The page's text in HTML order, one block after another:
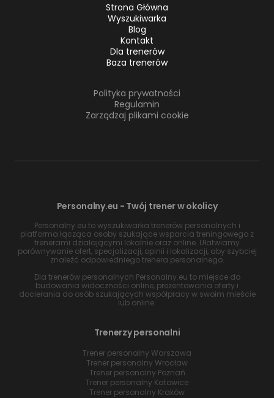
Strona Główna
Wyszukiwarka
Blog
Kontakt
Dla trenerów
Baza trenerów
Polityka prywatności
Regulamin
Zarządzaj plikami cookie
Personalny.eu - Twój trener w okolicy
Personalny.eu to wyszukiwarka trenerów personalnych i
platforma łącząca osoby szukające wsparcia treningowego z
trenerami działającymi lokalnie oraz online. Ułatwiamy
porównywanie ofert, specjalizacji, opinii i lokalizacji, aby szybciej
znaleźć odpowiedniego trenera personalnego.
Dla trenerów personalnych Personalny.eu to miejsce do
budowania widoczności online, prezentowania oferty i
docierania do osób szukających współpracy w swoim mieście
lub online.
Trenerzy personalni
Trener personalny Warszawa
Trener personalny Wrocław
Trener personalny Poznań
Trener personalny Katowice
Trener personalny Kraków